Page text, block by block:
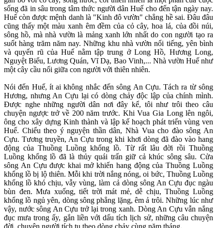
sống đã in sâu trong tâm thức người dân Huế cho đến tận ngày nay.
Huế còn được mệnh danh là "Kinh đô vườn" chẳng hề sai. Đâu đâu
cũng thấy một màu xanh êm đềm của cỏ cây, hoa lá, của đồi núi,
sông hồ, mà nhà vườn là mảng xanh lớn nhất do con người tạo ra
suốt hàng trăm năm nay. Những khu nhà vườn nổi tiếng, yên bình
và quyến rũ của Huế nằm tập trung ở Long Hồ, Hương Long,
Nguyệt Biểu, Lương Quán, Vĩ Dạ, Bao Vinh,... Nhà vườn Huế như
một cây cầu nối giữa con người với thiên nhiên.
Nói đến Huế, ít ai không nhắc đến sông An Cựu. Tách ra từ sông
Hương, nhưng An Cựu lại có dòng chảy độc lập của chính mình.
Được nghe những người dân nơi đây kể, tôi như trôi theo câu
chuyện ngược trở về 200 năm trước. Khi Vua Gia Long lên ngôi,
ông cho xây dựng Kinh thành và lập kế hoạch phát triển vùng ven
Huế. Chiểu theo ý nguyện thần dân, Nhà Vua cho đào sông An
Cựu. Tương truyền, An Cựu trong khi khơi dòng đã đào vào hang
động của Thuồng Luồng khổng lồ. Từ rất lâu đời rồi Thuồng
Luồng khổng lồ đã là thủy quái trấn giữ cả khúc sông sâu. Cửa
sông An Cựu được khai mở khiến hang động của Thuồng Luồng
khổng lồ bị lộ thiên. Mỗi khi trời nắng nóng, oi bức, Thuồng Luồng
khổng lồ khó chịu, vẫy vùng, làm cả dòng sông An Cựu đục ngàu
bùn đen. Mưa xuống, tiết trời mát mẻ, dễ chịu, Thuồng Luồng
khổng lồ ngủ yên, dòng sông phẳng lặng, êm ả trôi. Những lúc như
vậy, nước sông An Cựu trở lại trong xanh. Dòng An Cựu vẫn nắng
đục mưa trong ấy, gắn liền với dấu tích lịch sử, những câu chuyện
đời, chuyện người tích tụ theo dòng chảy cùng năm tháng.